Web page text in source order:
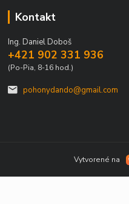
Kontakt
Ing. Daniel Doboš
+421 902 331 936
(Po-Pia, 8-16 hod.)
pohonydando@gmail.com
Vytvorené na